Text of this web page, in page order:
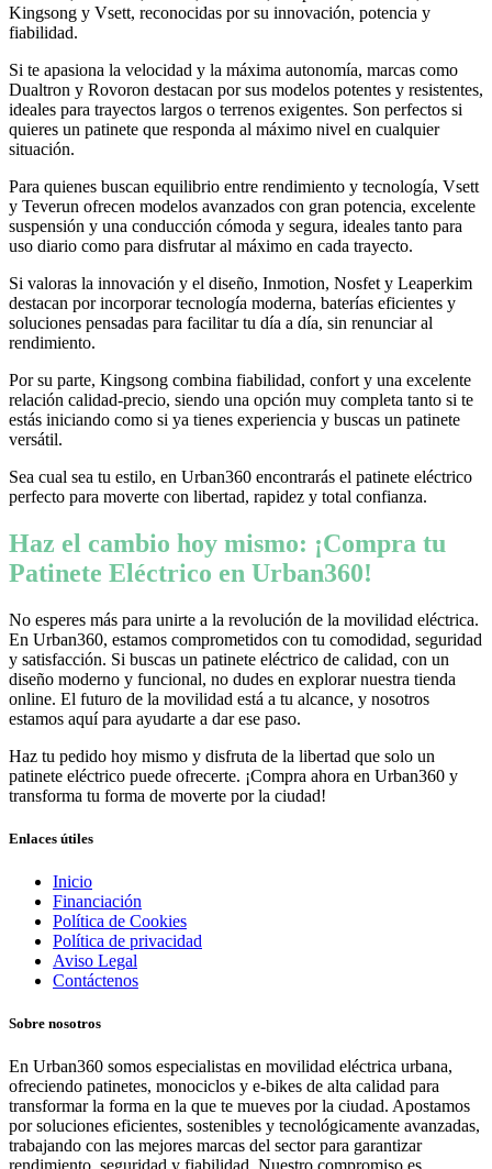
Kingsong y Vsett, reconocidas por su innovación, potencia y
fiabilidad.
Si te apasiona la velocidad y la máxima autonomía, marcas como
Dualtron y Rovoron destacan por sus modelos potentes y resistentes,
ideales para trayectos largos o terrenos exigentes. Son perfectos si
quieres un patinete que responda al máximo nivel en cualquier
situación.
Para quienes buscan equilibrio entre rendimiento y tecnología, Vsett
y Teverun ofrecen modelos avanzados con gran potencia, excelente
suspensión y una conducción cómoda y segura, ideales tanto para
uso diario como para disfrutar al máximo en cada trayecto.
Si valoras la innovación y el diseño, Inmotion, Nosfet y Leaperkim
destacan por incorporar tecnología moderna, baterías eficientes y
soluciones pensadas para facilitar tu día a día, sin renunciar al
rendimiento.
Por su parte, Kingsong combina fiabilidad, confort y una excelente
relación calidad-precio, siendo una opción muy completa tanto si te
estás iniciando como si ya tienes experiencia y buscas un patinete
versátil.
Sea cual sea tu estilo, en Urban360 encontrarás el patinete eléctrico
perfecto para moverte con libertad, rapidez y total confianza.
Haz el cambio hoy mismo: ¡Compra tu
Patinete Eléctrico en Urban360!
No esperes más para unirte a la revolución de la movilidad eléctrica.
En Urban360, estamos comprometidos con tu comodidad, seguridad
y satisfacción. Si buscas un patinete eléctrico de calidad, con un
diseño moderno y funcional, no dudes en explorar nuestra tienda
online. El futuro de la movilidad está a tu alcance, y nosotros
estamos aquí para ayudarte a dar ese paso.
Haz tu pedido hoy mismo y disfruta de la libertad que solo un
patinete eléctrico puede ofrecerte. ¡Compra ahora en Urban360 y
transforma tu forma de moverte por la ciudad!
Enlaces útiles
Inicio
Financiación
Política de Cookies
Política de privacidad
Aviso Legal
Contáctenos
Sobre nosotros
En Urban360 somos especialistas en movilidad eléctrica urbana,
ofreciendo patinetes, monociclos y e-bikes de alta calidad para
transformar la forma en la que te mueves por la ciudad. Apostamos
por soluciones eficientes, sostenibles y tecnológicamente avanzadas,
trabajando con las mejores marcas del sector para garantizar